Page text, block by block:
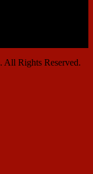
. All Rights Reserved.